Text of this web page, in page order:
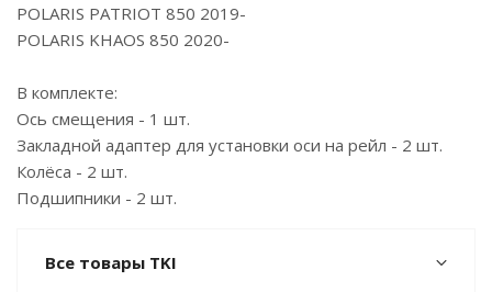
POLARIS PATRIOT 850 2019-
POLARIS KHAOS 850 2020-
В комплекте:
Ось смещения - 1 шт.
Закладной адаптер для установки оси на рейл - 2 шт.
Колёса - 2 шт.
Подшипники - 2 шт.
Все товары TKI